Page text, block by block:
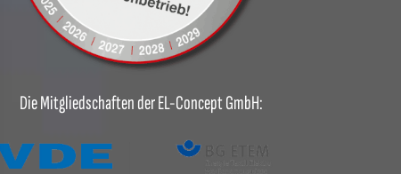
Die Mitgliedschaften der EL-Concept GmbH: